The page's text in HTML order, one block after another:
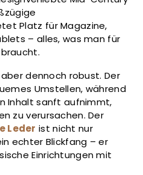
Platz für Magazine,
– alles, was man für
dennoch robust. Der
Umstellen, während
Inhalt sanft aufnimmt,
zu verursachen. Der
Leder ist nicht nur
echter Blickfang – er
Einrichtungen mit